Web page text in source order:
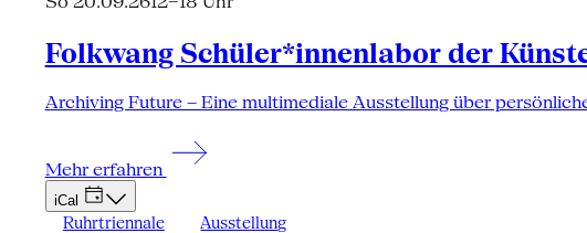
Folkwang Schüler*innenlabor der
Archiving Future – Eine multimediale Ausstellung über
Mehr erfahren
iCal
Ruhrtriennale Ausstellung